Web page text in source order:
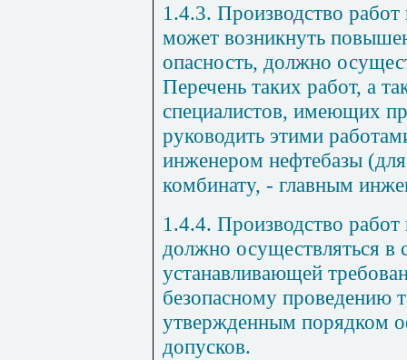
1.4.3. Производство работ
может возникнуть
опасность, должно
Перечень таких работ, а
специалистов, имеющих
руководить этими
инженером нефтебазы
комбинату, - главным
1.4.4. Производство
должно осуществляться в
устанавливающей
безопасному проведению
утвержденным порядком
допусков.